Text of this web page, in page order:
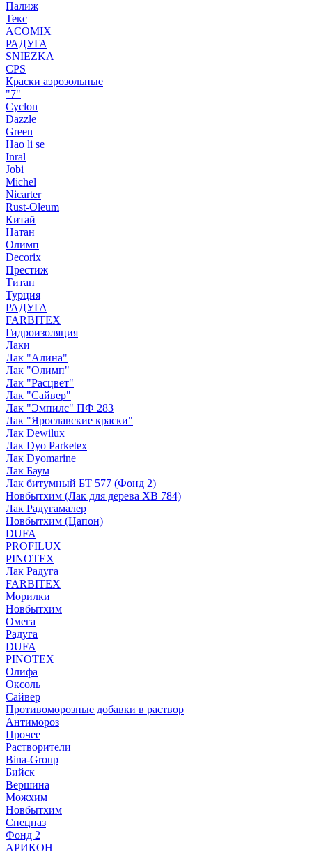
Палиж
Текс
ACOMIX
РАДУГА
SNIEZKA
CPS
Краски аэрозольные
"7"
Cyclon
Dazzle
Green
Hao li se
Inral
Jobi
Michel
Nicarter
Rust-Oleum
Китай
Натан
Олимп
Decorix
Престиж
Титан
Турция
РАДУГА
FARBITEX
Гидроизоляция
Лаки
Лак "Алина"
Лак "Олимп"
Лак "Расцвет"
Лак "Сайвер"
Лак "Эмпилс" ПФ 283
Лак "Ярославские краски"
Лак Dewilux
Лак Dyo Parketex
Лак Dyomarine
Лак Баум
Лак битумный БТ 577 (Фонд 2)
Новбытхим (Лак для дерева ХВ 784)
Лак Радугамалер
Новбытхим (Цапон)
DUFA
PROFILUX
PINOTEX
Лак Радуга
FARBITEX
Морилки
Новбытхим
Омега
Радуга
DUFA
PINOTEX
Олифа
Оксоль
Сайвер
Противоморозные добавки в раствор
Антимороз
Прочее
Растворители
Bina-Group
Бийск
Вершина
Можхим
Новбытхим
Спецназ
Фонд 2
АРИКОН